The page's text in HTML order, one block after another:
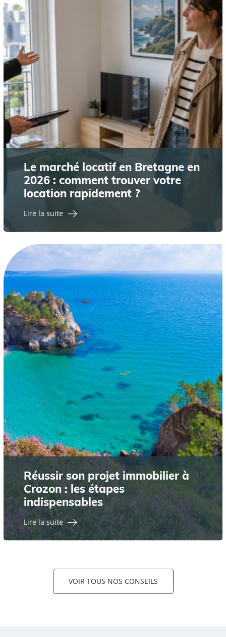
Le marché locatif en Bretagne en
2026 : comment trouver votre
location rapidement ?
Lire la suite
Réussir son projet immobilier à
Crozon : les étapes
indispensables
Lire la suite
VOIR TOUS NOS CONSEILS